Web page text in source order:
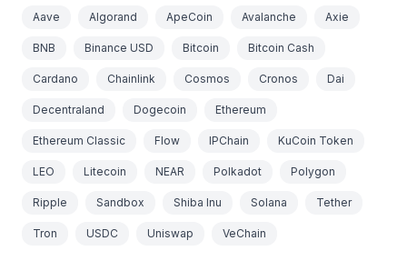
Aave Algorand ApeCoin Avalanche Axie
BNB Binance USD Bitcoin Bitcoin Cash
Cardano Chainlink Cosmos Cronos Dai
Decentraland Dogecoin Ethereum
Ethereum Classic Flow IPChain KuCoin Token
LEO Litecoin NEAR Polkadot Polygon
Ripple Sandbox Shiba Inu Solana Tether
Tron USDC Uniswap VeChain